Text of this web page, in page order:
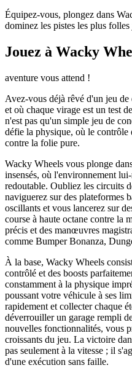
Équipez-vous, plongez dans
dominez les pistes les plus
Jouez à Wacky
aventure vous attend !
Avez-vous déjà rêvé d'un jeu
et où chaque virage est un test
n'est pas qu'un simple jeu de
défie la physique, où le contrôle
contre la folie pure.
Wacky Wheels vous plonge
insensés, où l'environnement
redoutable. Oubliez les circuits
naviguerez sur des plateformes
oscillants et vous lancerez sur
course à haute octane contre la
précis et des manœuvres
comme Bumper Bonanza,
À la base, Wacky Wheels
contrôlé et des boosts
constamment à la physique
poussant votre véhicule à ses
rapidement et collecter chaque
déverrouiller un garage rempli
nouvelles fonctionnalités, vous
croissants du jeu. La victoire
pas seulement à la vitesse ; il
d'une exécution sans faille.